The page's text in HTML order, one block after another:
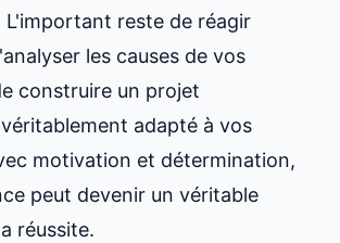
L'important reste de réagir
les causes de vos
construire un projet
adapté à vos
motivation et détermination,
peut devenir un véritable
réussite.